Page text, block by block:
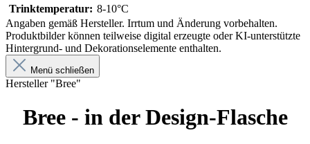
Trinktemperatur: 8-10°C
Angaben gemäß Hersteller. Irrtum und Änderung vorbehalten.
Produktbilder können teilweise digital erzeugte oder KI-unterstützte
Hintergrund- und Dekorationselemente enthalten.
Menü schließen
Hersteller "Bree"
Bree - in der Design-Flasche